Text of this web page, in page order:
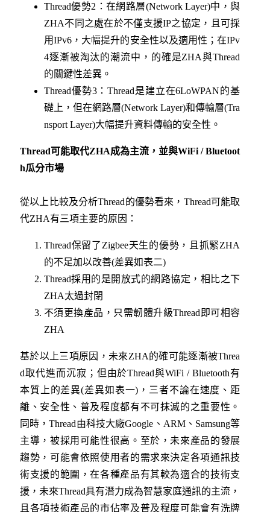
Thread優勢2：在網路層(Network Layer)中，與
ZHA不同之處在於不僅支援IP之協定，且可採
用IPv6，大幅提升的安全性以及適用性；在IPv
4逐漸被淘汰的潮流中，的確是ZHA與Thread
的關鍵性差異。
Thread優勢3：Thread是建立在6LoWPAN的基
礎上，但在網路層(Network Layer)和傳輸層(Tra
nsport Layer)大幅提升資料傳輸的安全性。
Thread可能取代ZHA成為主流，並與WiFi / Bluetoot
h瓜分市場
從以上比較及分析Thread的優勢看來，Thread可能取
代ZHA有三項主要的原因：
Thread保留了Zigbee天生的優勢，且抓緊ZHA
的不足加以改善(差異如表二)
Thread採用的是開放式的網路協定，相比之下
ZHA太過封閉
不須更換產品，只需韌體升級Thread即可相容
ZHA
基於以上三項原因，未來ZHA的確可能逐漸被Threa
d取代進而沉寂；但由於Thread與WiFi / Bluetooth有
本質上的差異(差異如表一)，三者不論在速度、距
離、安全性、普及程度都有不可抹滅的之重要性。
同時，Thread由科技大廠Google、ARM、Samsung等
主導，被採用可能性很高。至於，未來產品的發展
趨勢，可能會依照使用者的需求來決定各項通訊技
術支援的範圍，在各種產品有其較為適合的技術支
援，未來Thread具有潛力成為智慧家庭通訊的主流，
且各項技術產品的市佔率及普及程度可能會有洗牌